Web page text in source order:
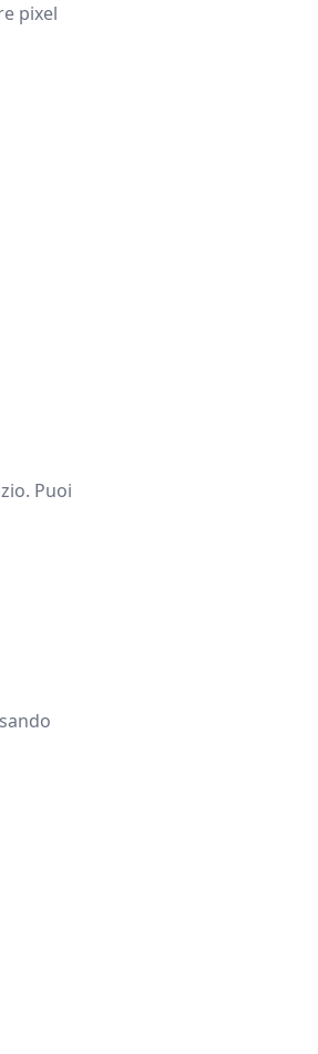
pixel
Puoi